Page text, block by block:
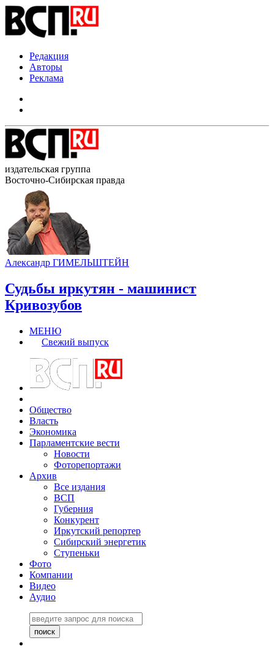
Редакция
Авторы
Реклама
издательская группа
Восточно-Сибирская правда
Александр ГИМЕЛЬШТЕЙН
Судьбы иркутян - машинист
Кривозубов
МЕНЮ
Свежий выпуск
Общество
Власть
Экономика
Парламентские вести
Новости
Фоторепортажи
Архив
Все издания
ВСП
Губерния
Конкурент
Иркутский репортер
Сибирский энергетик
Ступеньки
Фото
Компании
Видео
Аудио